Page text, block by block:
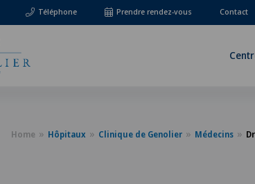
Téléphone Prendre rendez-vous Contact
Home Hôpitaux Clinique de Genolier Médecins